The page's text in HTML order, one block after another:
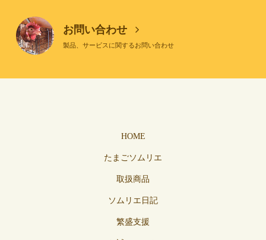
お問い合わせ
製品、サービスに関するお問い合わせ
HOME
たまごソムリエ
取扱商品
ソムリエ日記
繁盛支援